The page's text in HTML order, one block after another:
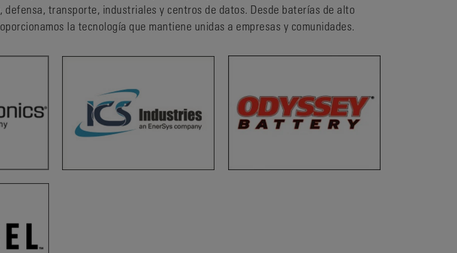
defensa, transporte, industriales y centros de datos. Desde baterías de alto
la tecnología que mantiene unidas a empresas y comunidades.